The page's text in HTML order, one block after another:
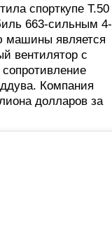
спорткупе T.50
663-сильным 4-
машины является
вентилятор с
Компания
долларов за